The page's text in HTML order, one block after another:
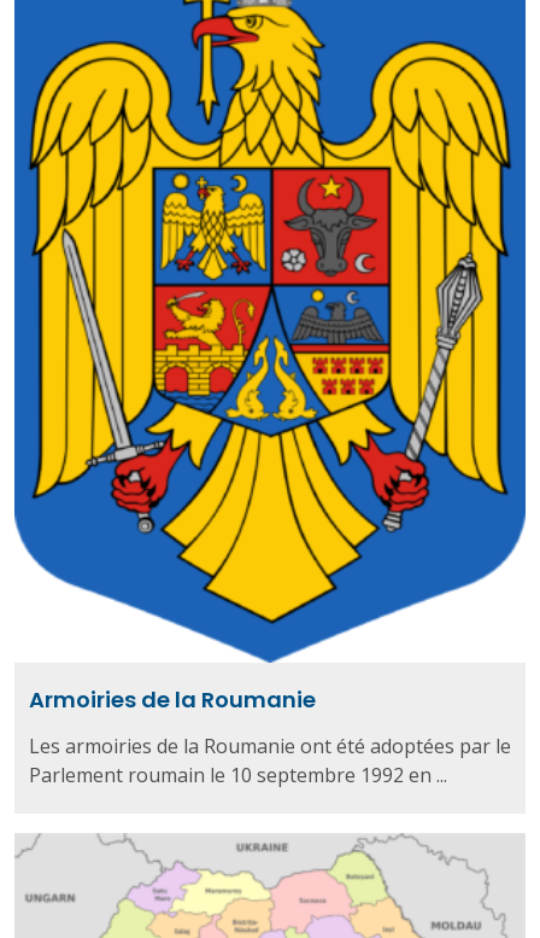
Armoiries de la Roumanie
Les armoiries de la Roumanie ont été adoptées par le
Parlement roumain le 10 septembre 1992 en ...